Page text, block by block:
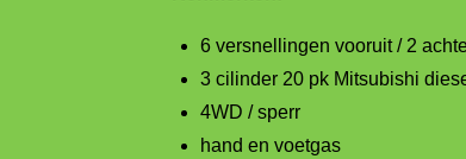
6 versnellingen vooruit / 2
3 cilinder 20 pk Mitsubishi
4WD / sperr
hand en voetgas